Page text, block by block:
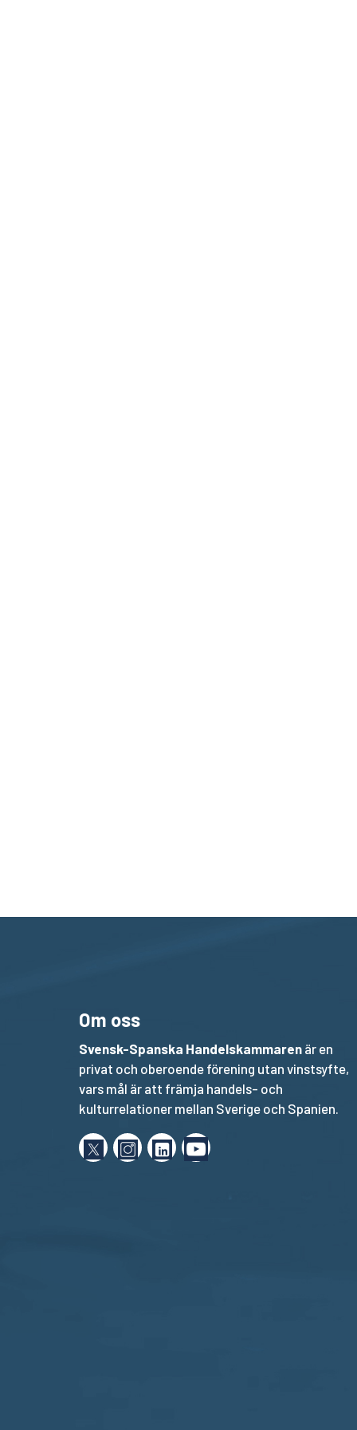
Om oss
Svensk-Spanska Handelskammaren är en
privat och oberoende förening utan vinstsyfte,
vars mål är att främja handels- och
kulturrelationer mellan Sverige och Spanien.